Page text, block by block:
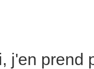
j'en prend